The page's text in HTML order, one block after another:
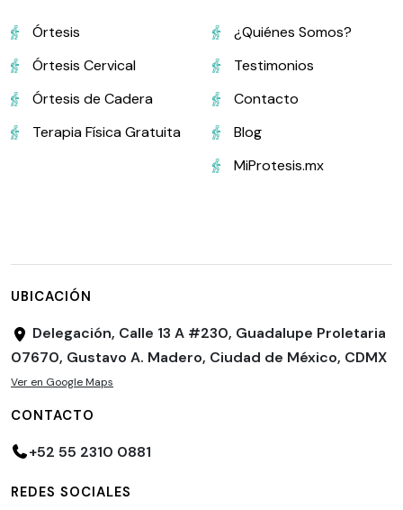
Órtesis
Órtesis Cervical
Órtesis de Cadera
Terapia Física Gratuita
¿Quiénes Somos?
Testimonios
Contacto
Blog
MiProtesis.mx
UBICACIÓN
Delegación, Calle 13 A #230, Guadalupe Proletaria
07670, Gustavo A. Madero, Ciudad de México, CDMX
Ver en Google Maps
CONTACTO
+52 55 2310 0881
REDES SOCIALES